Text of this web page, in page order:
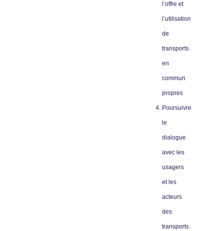
l’offre et
l’utilisation
de
transports
en
commun
propres
Poursuivre
le
dialogue
avec les
usagers
et les
acteurs
des
transports